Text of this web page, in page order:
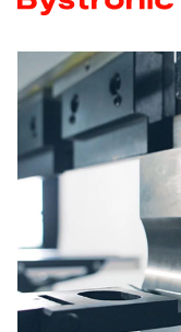
Phòng tin tức
Công ty
Tìm kiếm